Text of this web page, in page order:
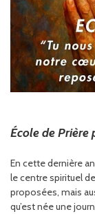
École de Prière
En cette dernière
le centre spirituel
proposées, mais
qu’est née une